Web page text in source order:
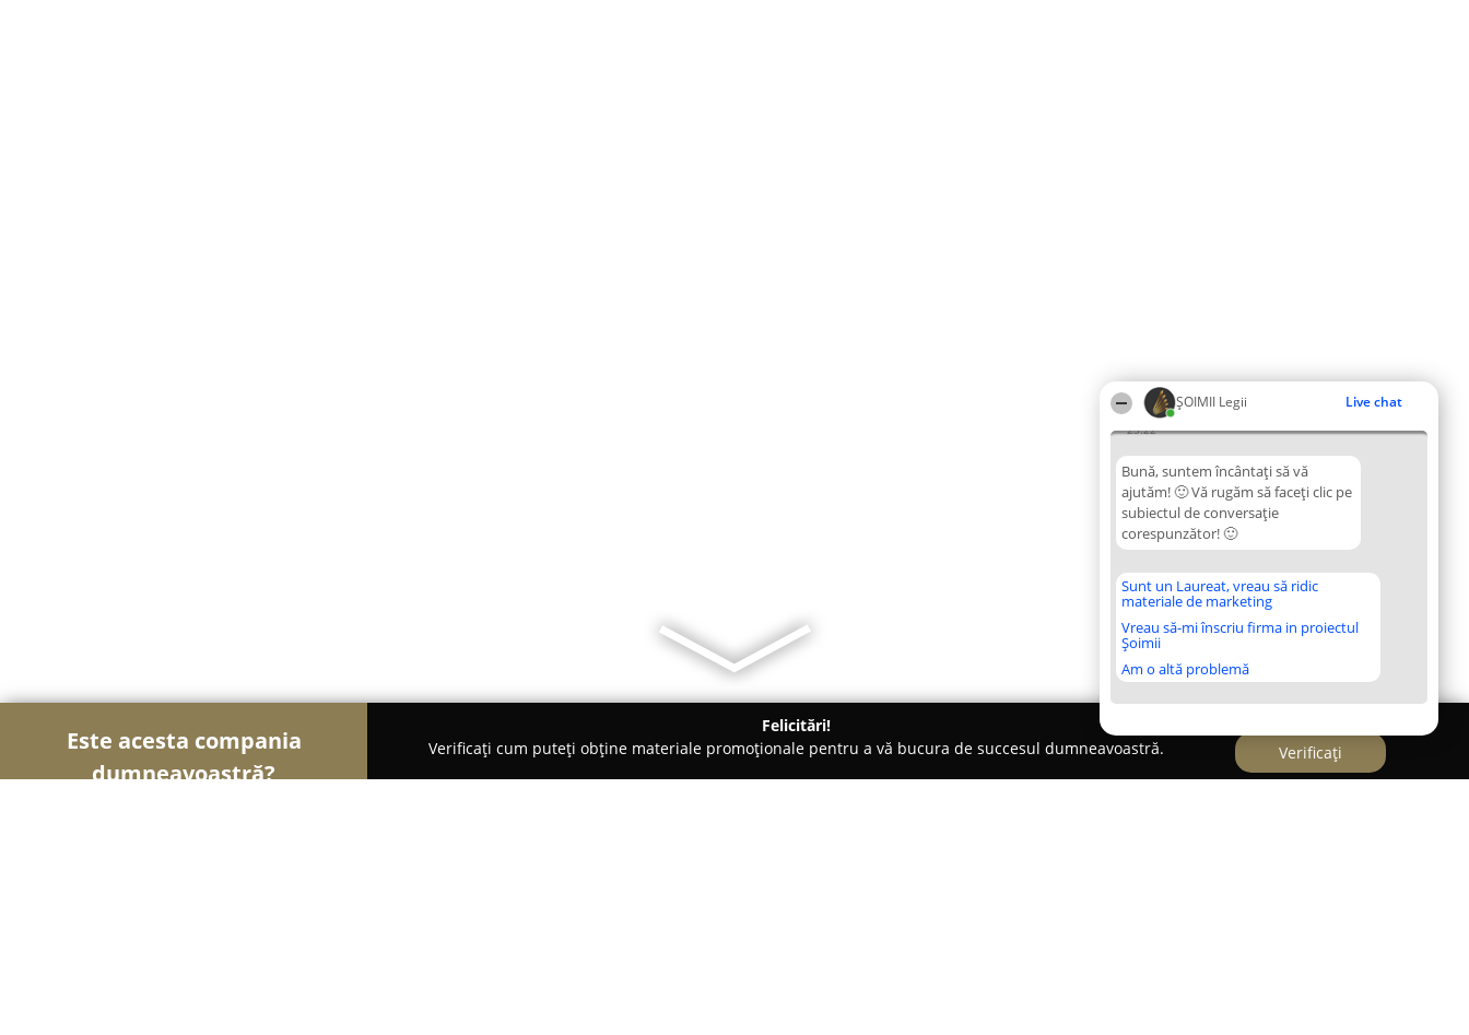
ȘOIMII Legii Live chat
23:22
Bună, suntem încântați să vă
ajutăm! 🙂 Vă rugăm să faceți clic pe
subiectul de conversație
corespunzător! 🙂
Sunt un Laureat, vreau să ridic
materiale de marketing
Vreau să-mi înscriu firma in proiectul
Șoimii
Am o altă problemă
Este acesta compania
dumneavoastră?
Felicitări!
Verificați cum puteți obține materiale promoționale pentru a vă bucura de succesul dumneavoastră.
Verificați